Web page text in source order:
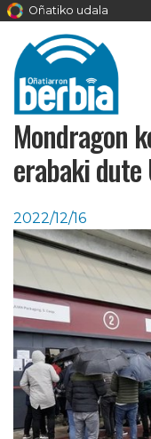
Oñatiko udala
Mondragon
erabaki dute
2022/12/16